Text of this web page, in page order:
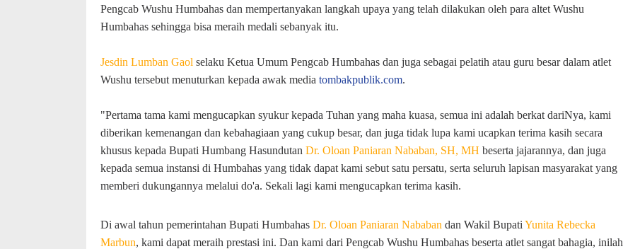
Pengcab Wushu Humbahas dan mempertanyakan langkah upaya yang telah dilakukan oleh para altet Wushu
Humbahas sehingga bisa meraih medali sebanyak itu.
Jesdin Lumban Gaol selaku Ketua Umum Pengcab Humbahas dan juga sebagai pelatih atau guru besar dalam atlet
Wushu tersebut menuturkan kepada awak media tombakpublik.com.
"Pertama tama kami mengucapkan syukur kepada Tuhan yang maha kuasa, semua ini adalah berkat dariNya, kami
diberikan kemenangan dan kebahagiaan yang cukup besar, dan juga tidak lupa kami ucapkan terima kasih secara
khusus kepada Bupati Humbang Hasundutan Dr. Oloan Paniaran Nababan, SH, MH beserta jajarannya, dan juga
kepada semua instansi di Humbahas yang tidak dapat kami sebut satu persatu, serta seluruh lapisan masyarakat yang
memberi dukungannya melalui do'a. Sekali lagi kami mengucapkan terima kasih.
Di awal tahun pemerintahan Bupati Humbahas Dr. Oloan Paniaran Nababan dan Wakil Bupati Yunita Rebecka
Marbun, kami dapat meraih prestasi ini. Dan kami dari Pengcab Wushu Humbahas beserta atlet sangat bahagia, inilah